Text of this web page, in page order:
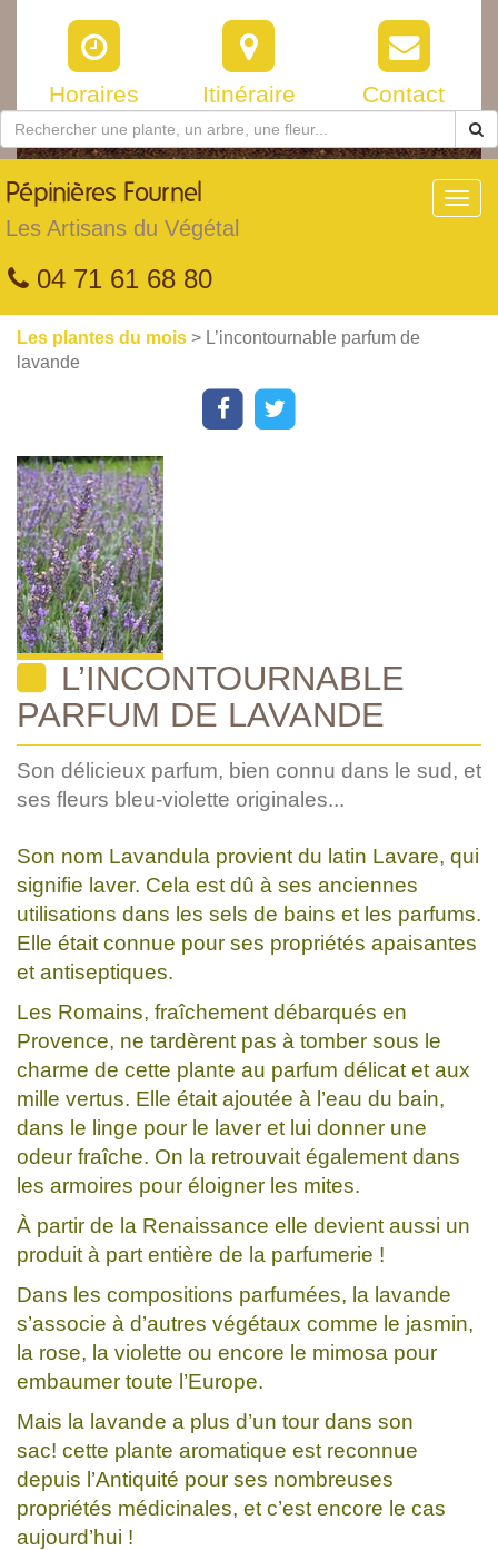
Horaires Itinéraire Contact
Pépinières Fournel
Les Artisans du Végétal
04 71 61 68 80
Les plantes du mois > L’incontournable parfum de
lavande
L’INCONTOURNABLE
PARFUM DE LAVANDE
Son délicieux parfum, bien connu dans le sud, et
ses fleurs bleu-violette originales...
Son nom Lavandula provient du latin Lavare, qui
signifie laver. Cela est dû à ses anciennes
utilisations dans les sels de bains et les parfums.
Elle était connue pour ses propriétés apaisantes
et antiseptiques.
Les Romains, fraîchement débarqués en
Provence, ne tardèrent pas à tomber sous le
charme de cette plante au parfum délicat et aux
mille vertus. Elle était ajoutée à l’eau du bain,
dans le linge pour le laver et lui donner une
odeur fraîche. On la retrouvait également dans
les armoires pour éloigner les mites.
À partir de la Renaissance elle devient aussi un
produit à part entière de la parfumerie !
Dans les compositions parfumées, la lavande
s’associe à d’autres végétaux comme le jasmin,
la rose, la violette ou encore le mimosa pour
embaumer toute l’Europe.
Mais la lavande a plus d’un tour dans son
sac! cette plante aromatique est reconnue
depuis l’Antiquité pour ses nombreuses
propriétés médicinales, et c’est encore le cas
aujourd’hui !